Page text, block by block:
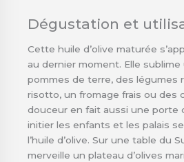
Dégustation et
Cette huile d’olive maturée
au dernier moment. Elle
pommes de terre, des légumes
risotto, un fromage frais ou des
douceur en fait aussi une porte
initier les enfants et les palais
l’huile d’olive. Sur une table du
merveille un plateau d’olives